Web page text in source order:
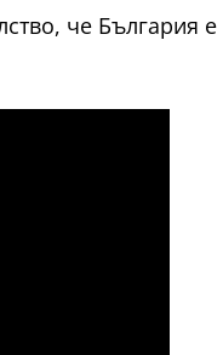
че България